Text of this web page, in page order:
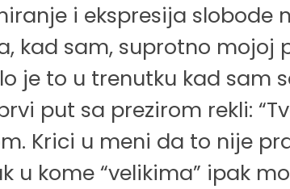
i ekspresija slobode
kad sam, suprotno
je to u trenutku kad sam
put sa prezirom rekli:
Krici u meni da to nije
u kome “velikima” ipak